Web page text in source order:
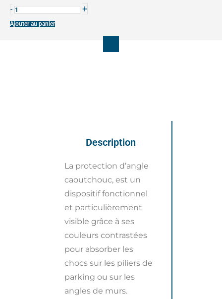
- +
Ajouter au panier
Description
La protection d’angle
caoutchouc, est un
dispositif fonctionnel
et particulièrement
visible grâce à ses
couleurs contrastées
pour absorber les
chocs sur les piliers de
parking ou sur les
angles de murs.